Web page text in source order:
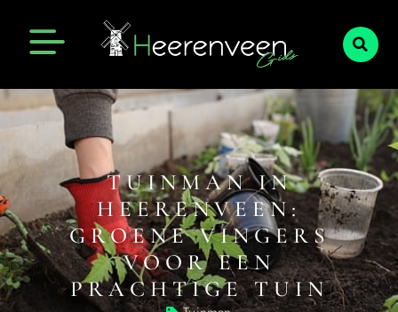
TUINMAN IN
HEERENVEEN:
GROENE VINGERS
VOOR EEN
PRACHTIGE TUIN